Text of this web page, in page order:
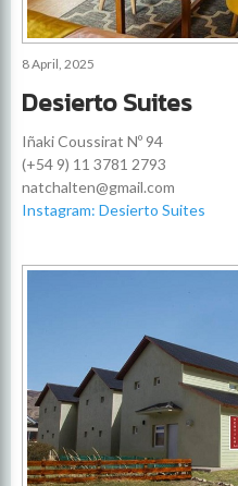
8 April, 2025
Desierto Suites
Iñaki Coussirat Nº 94
(+54 9) 11 3781 2793
natchalten@gmail.com
Instagram: Desierto Suites